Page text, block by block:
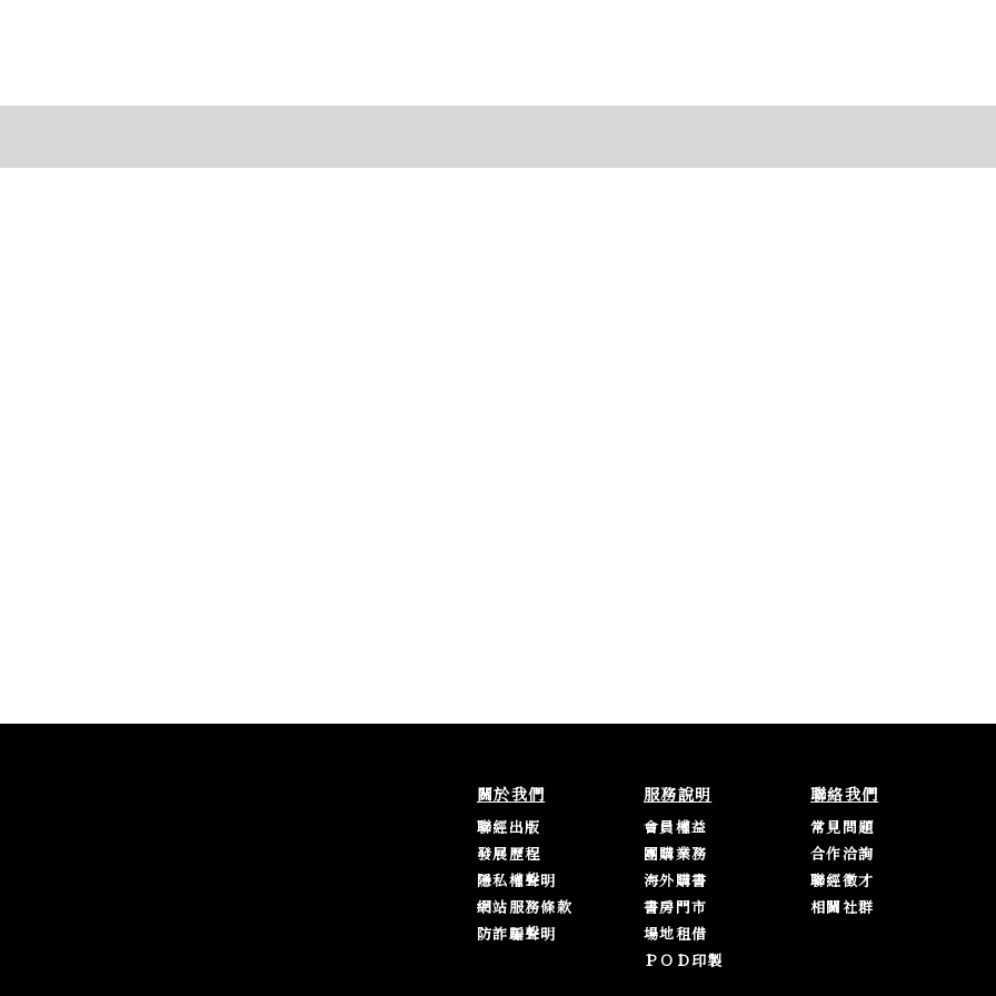
關於我們
聯經出版
發展歷程
隱私權聲明
網站服務條款
防詐騙聲明
服務說明
會員權益
團購業務
海外購書
書房門市
場地租借
ＰＯＤ印製
聯絡我們
常見問題
合作洽詢
聯經徵才
相關社群